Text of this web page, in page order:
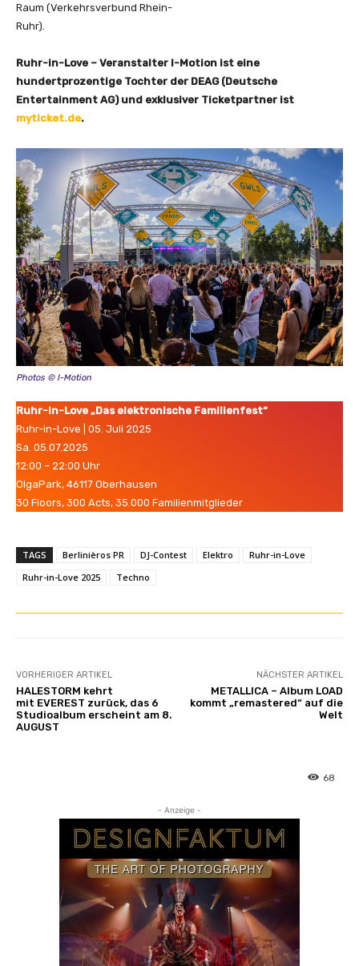
Raum (Verkehrsverbund Rhein-
Ruhr).
Ruhr-in-Love – Veranstalter I-Motion ist eine
hundertprozentige Tochter der DEAG (Deutsche
Entertainment AG) und exklusiver Ticketpartner ist
myticket.de.
Photos © I-Motion
Ruhr-in-Love „Das elektronische Familienfest“
Ruhr-in-Love | 05. Juli 2025
Sa. 05.07.2025
12:00 – 22:00 Uhr
OlgaPark, 46117 Oberhausen
30 Floors, 300 Acts, 35.000 Familienmitglieder
TAGS Berlinièros PR DJ-Contest Elektro
Ruhr-in-Love
Ruhr-in-Love 2025
Techno
VORHERIGER ARTIKEL
HALESTORM kehrt
mit EVEREST zurück, das 6
Studioalbum erscheint am 8.
AUGUST
NÄCHSTER ARTIKEL
METALLICA – Album LOAD
kommt „remastered“ auf die
Welt
68
- Anzeige -